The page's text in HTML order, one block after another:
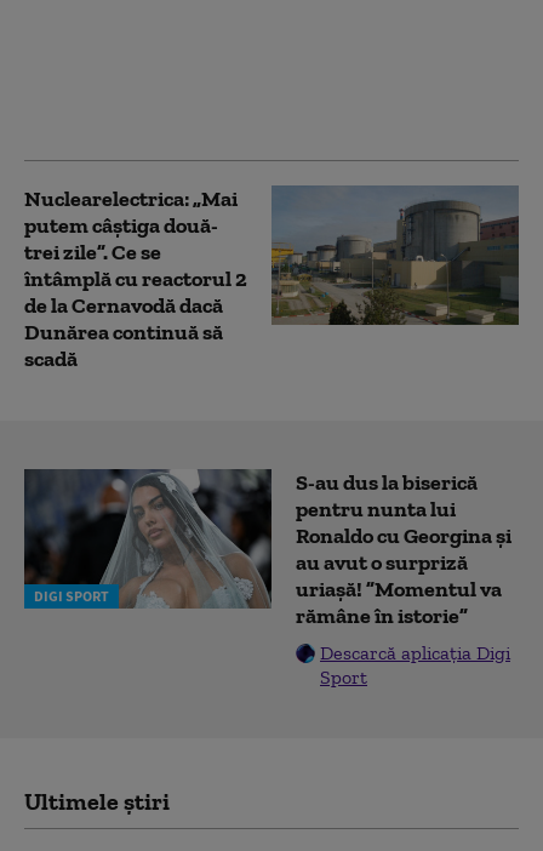
Nuclearelectrica: „Mai
putem câștiga două-
trei zile”. Ce se
întâmplă cu reactorul 2
de la Cernavodă dacă
Dunărea continuă să
scadă
DIGI SPORT
S-au dus la biserică
pentru nunta lui
Ronaldo cu Georgina și
au avut o surpriză
uriașă! ”Momentul va
rămâne în istorie”
Descarcă aplicația Digi
Sport
Ultimele știri